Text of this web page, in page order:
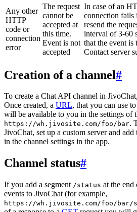
Any other
HTTP
code or
connection
error
The request
cannot be
accepted at
this time.
Event is not
accepted
In case of an
connection fails
resend the
interval of 3-60
that the event is
Contact server
Creation of a channel#
To create a Chat API channel in
Once created, a URL, that you can use
will be available to you in the settings of
https://wh.jivosite.com/foo/bar.
JivoChat, set up a custom server and
in the channel settings in the app.
Channel status#
If you add a segment /status at the
events to JivoChat (for example,
https://wh.jivosite.com/foo/bar/